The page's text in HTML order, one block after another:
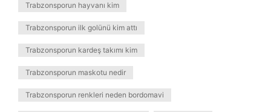
Trabzonsporun hayvanı kim
Trabzonsporun ilk golünü kim attı
Trabzonsporun kardeş takımı kim
Trabzonsporun maskotu nedir
Trabzonsporun renkleri neden bordomavi